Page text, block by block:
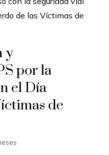
y
por la
el Día
de